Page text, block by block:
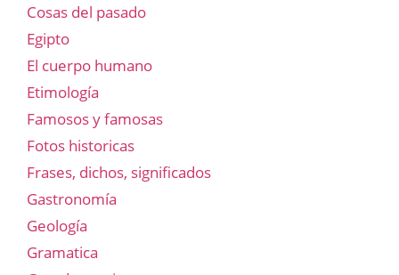
Cosas del pasado
Egipto
El cuerpo humano
Etimología
Famosos y famosas
Fotos historicas
Frases, dichos, significados
Gastronomía
Geología
Gramatica